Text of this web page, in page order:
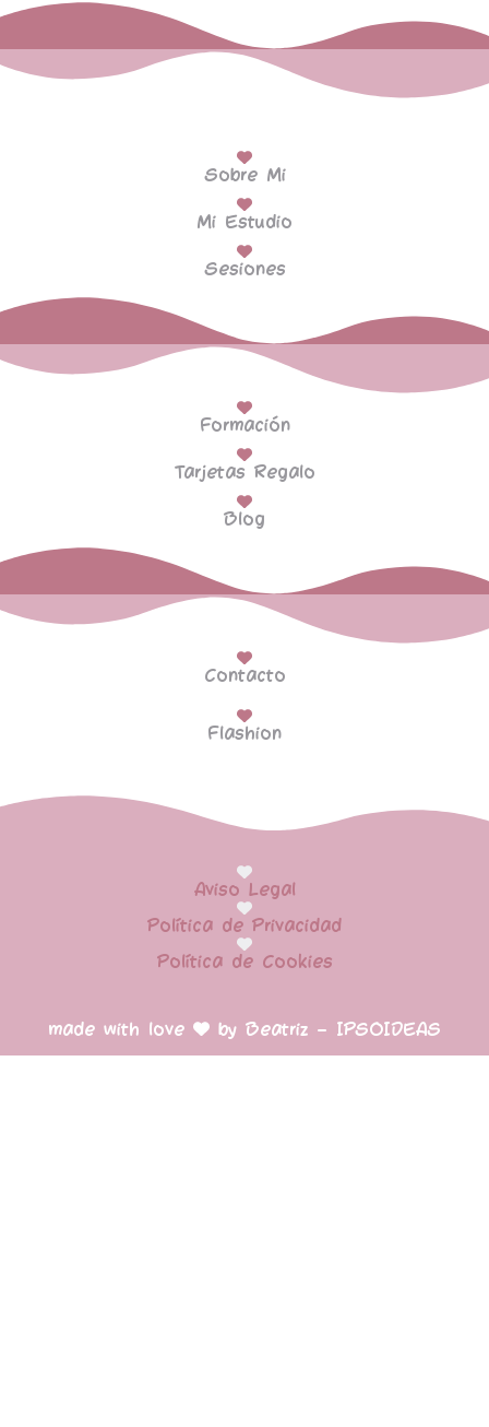
Sobre Mi
Mi Estudio
Sesiones
Formación
Tarjetas Regalo
Blog
Contacto
Flashion
made with love by Beatriz – IPSOIDEAS
Aviso Legal
Política de Privacidad
Política de Cookies